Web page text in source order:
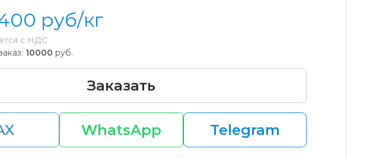
руб/кг
с НДС
10000 руб.
Заказать
WhatsApp Telegram